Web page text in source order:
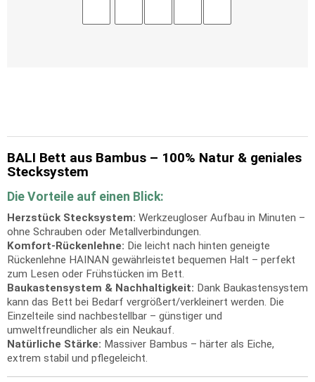
BALI Bett aus Bambus – 100% Natur & geniales
Stecksystem
Die Vorteile auf einen Blick:
Herzstück Stecksystem: Werkzeugloser Aufbau in Minuten –
ohne Schrauben oder Metallverbindungen.
Komfort-Rückenlehne: Die leicht nach hinten geneigte
Rückenlehne HAINAN gewährleistet bequemen Halt – perfekt
zum Lesen oder Frühstücken im Bett.
Baukastensystem & Nachhaltigkeit: Dank Baukastensystem
kann das Bett bei Bedarf vergrößert/verkleinert werden. Die
Einzelteile sind nachbestellbar – günstiger und
umweltfreundlicher als ein Neukauf.
Natürliche Stärke: Massiver Bambus – härter als Eiche,
extrem stabil und pflegeleicht.